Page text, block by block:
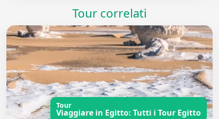
Tour correlati
Tour
Viaggiare in Egitto: Tutti i Tour Egitto